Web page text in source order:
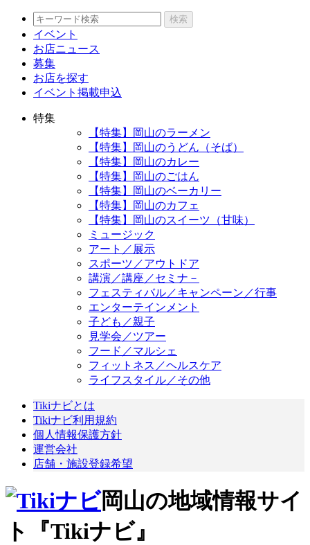
検索
イベント
お店ニュース
募集
お店を探す
イベント掲載申込
特集
【特集】岡山のラーメン
【特集】岡山のうどん（そば）
【特集】岡山のカレー
【特集】岡山のごはん
【特集】岡山のベーカリー
【特集】岡山のカフェ
【特集】岡山のスイーツ（甘味）
ミュージック
アート／展示
スポーツ／アウトドア
講演／講座／セミナ－
フェスティバル／キャンペーン／行事
エンターテインメント
子ども／親子
見学会／ツアー
フード／マルシェ
フィットネス／ヘルスケア
ライフスタイル／その他
Tikiナビとは
Tikiナビ利用規約
個人情報保護方針
運営会社
店舗・施設登録希望
岡山の地域情報サイ
ト『Tikiナビ』